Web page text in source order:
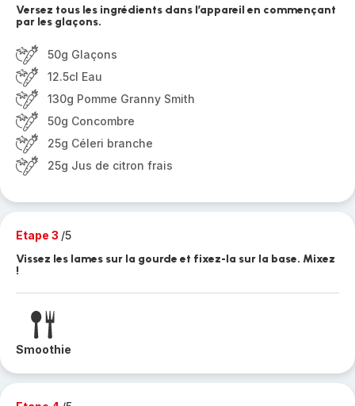
Versez tous les ingrédients dans l’appareil en commençant
par les glaçons.
50g Glaçons
12.5cl Eau
130g Pomme Granny Smith
50g Concombre
25g Céleri branche
25g Jus de citron frais
Etape 3 /5
Vissez les lames sur la gourde et fixez-la sur la base. Mixez
!
Smoothie